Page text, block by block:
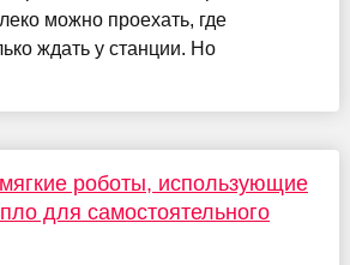
можно проехать, где
ждать у станции. Но
роботы, использующие
для самостоятельного